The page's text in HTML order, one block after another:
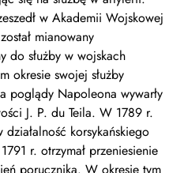
w Akademii Wojskowej
mianowany
do służby w wojskach
okresie swojej służby
poglądy Napoleona wywarły
J. P. du Teila. W 1789 r.
działalność korsykańskiego
r. otrzymał przeniesienie
porucznika. W okresie tym